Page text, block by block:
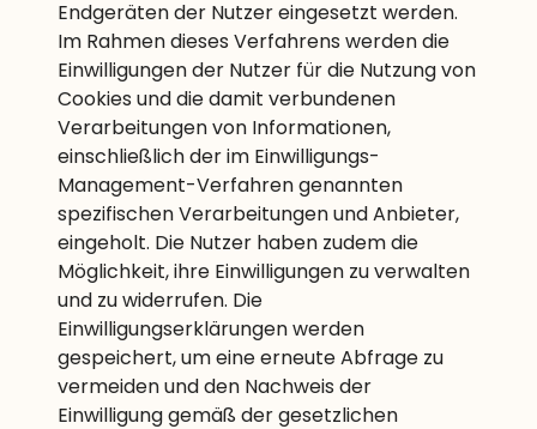
Endgeräten der Nutzer eingesetzt werden.
Im Rahmen dieses Verfahrens werden die
Einwilligungen der Nutzer für die Nutzung von
Cookies und die damit verbundenen
Verarbeitungen von Informationen,
einschließlich der im Einwilligungs-
Management-Verfahren genannten
spezifischen Verarbeitungen und Anbieter,
eingeholt. Die Nutzer haben zudem die
Möglichkeit, ihre Einwilligungen zu verwalten
und zu widerrufen. Die
Einwilligungserklärungen werden
gespeichert, um eine erneute Abfrage zu
vermeiden und den Nachweis der
Einwilligung gemäß der gesetzlichen